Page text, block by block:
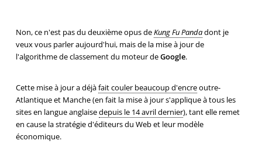
Non, ce n'est pas du deuxième opus deKung Fu Pandadont je
veux vous parler aujourd'hui, mais de la mise à jour de
l'algorithme de classement du moteur deGoogle.
Cette mise à jour a déjàfait couler beaucoup d'encreoutre-
Atlantique et Manche (en fait la mise à jour s'applique à tous les
sites en langue anglaisedepuis le 14 avril dernier), tant elle remet
en cause la stratégie d'éditeurs du Web et leur modèle
économique.